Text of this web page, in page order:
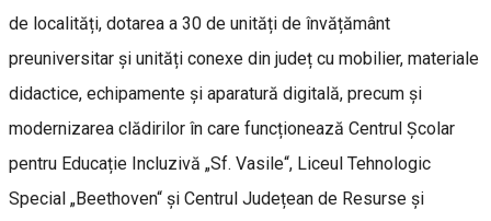
de localități, dotarea a 30 de unități de învățământ
preuniversitar și unități conexe din județ cu mobilier, materiale
didactice, echipamente și aparatură digitală, precum și
modernizarea clădirilor în care funcționează Centrul Școlar
pentru Educație Incluzivă „Sf. Vasile“, Liceul Tehnologic
Special „Beethoven“ și Centrul Județean de Resurse și